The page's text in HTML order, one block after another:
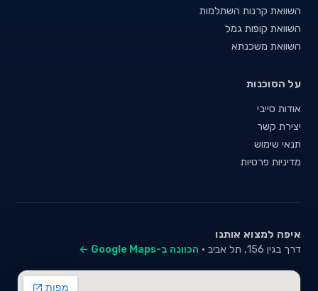
השוואת קרנות השתלמות
השוואת קופות גמל
השוואת משכנתא
על הסוכנות
אודות סייבי
יצירת קשר
תנאי שימוש
מדיניות פרטיות
איפה למצוא אותנו
דרך בגין 156, תל אביב · הכוונה ב-Google Maps ←